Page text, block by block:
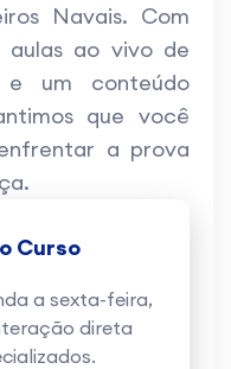
Navais. Com
aulas ao vivo de
e um conteúdo
que você
a prova
Curso
a sexta-feira,
direta